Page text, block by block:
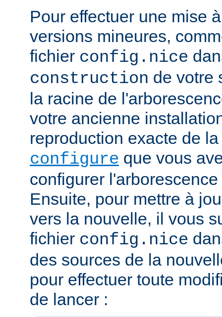
Pour effectuer une mise
versions mineures,
fichier config.nice
construction de votre
la racine de
votre ancienne
reproduction exacte de
configure que vous
configurer
Ensuite, pour mettre à
vers la nouvelle, il vous
fichier config.nice
des sources de la
pour effectuer toute
de lancer :